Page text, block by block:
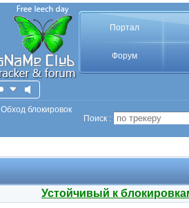
Портал
Форум
Обход блокировок
Поиск :
Устойчивый к